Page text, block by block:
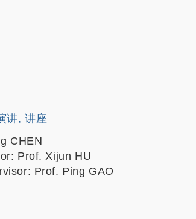
讲, 讲座
CHEN
Prof. Xijun HU
Prof. Ping GAO